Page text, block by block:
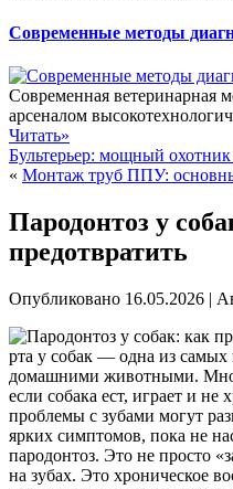
Современные методы
Современная ветеринарная
арсеналом
Читать»
Бультерьер: мощный
« Монтаж труб ППУ:
Пародонтоз у
предотвратить
Опубликовано 16.05.2026 |
рта у собак — одна из самых
домашними животными.
если собака ест, играет и не
проблемы с зубами могут
ярких симптомов, пока не
пародонтоз. Это не просто
на зубах. Это хроническое